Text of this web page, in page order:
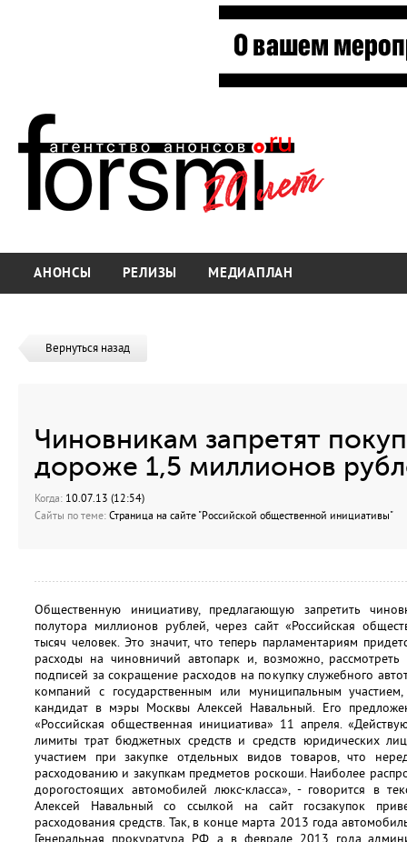
АНОНСЫ РЕЛИЗЫ МЕДИАПЛАН
Вернуться назад
Чиновникам запретят
дороже 1,5 миллионов
Когда: 10.07.13 (12:54)
Сайты по теме: Страница на сайте "Российской общественной инициативы"
Общественную инициативу, предлагающую запретить
полутора миллионов рублей, через сайт «Российская
тысяч человек. Это значит, что теперь парламентариям
расходы на чиновничий автопарк и, возможно,
подписей за сокращение расходов на покупку служебного
компаний с государственным или муниципальным
кандидат в мэры Москвы Алексей Навальный. Его
«Российская общественная инициатива» 11 апреля.
лимиты трат бюджетных средств и средств юридических
участием при закупке отдельных видов товаров, что
расходованию и закупкам предметов роскоши. Наиболее
дорогостоящих автомобилей люкс-класса», - говорится в
Алексей Навальный со ссылкой на сайт госзакупок
расходования средств. Так, в конце марта 2013 года
Генеральная прокуратура РФ, а в феврале 2013 года